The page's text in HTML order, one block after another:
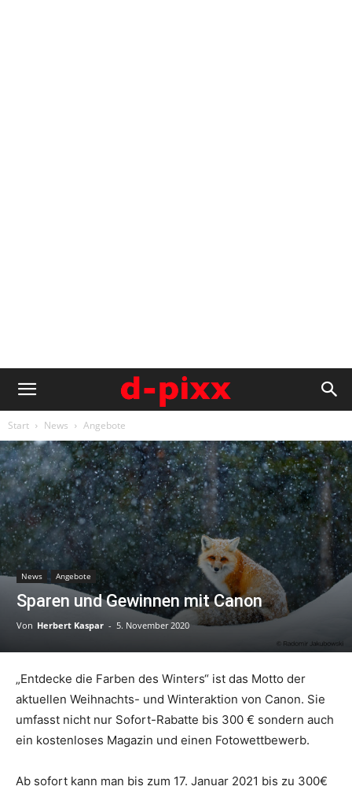
Start News Angebote
News Angebote
Sparen und Gewinnen mit Canon
Von Herbert Kaspar - 5. November 2020
„Entdecke die Farben des Winters“ ist das Motto der
aktuellen Weihnachts- und Winteraktion von Canon. Sie
umfasst nicht nur Sofort-Rabatte bis 300 € sondern auch
ein kostenloses Magazin und einen Fotowettbewerb.
Ab sofort kann man bis zum 17. Januar 2021 bis zu 300€